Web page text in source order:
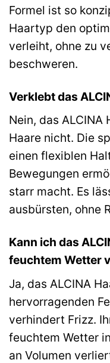
Formel ist so
Haartyp den
verleiht, ohne zu
beschweren.
Verklebt das
Nein, das
Haare nicht. Die
einen flexiblen
Bewegungen
starr macht. Es
ausbürsten, ohne
Kann ich das
feuchtem Wetter
Ja, das ALCINA
hervorragenden
verhindert Frizz.
feuchtem Wetter
an Volumen